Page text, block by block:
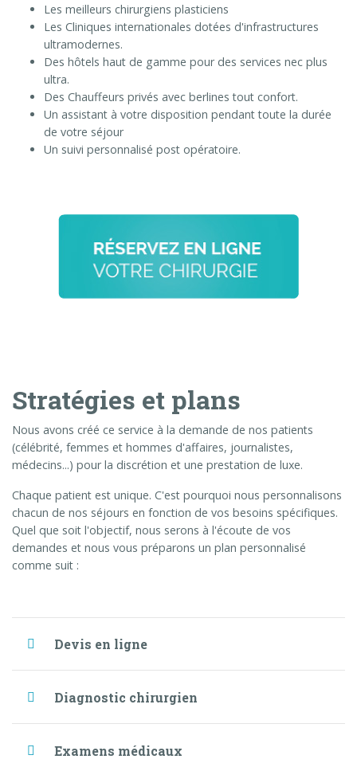
Les meilleurs chirurgiens plasticiens
Les Cliniques internationales dotées d'infrastructures
ultramodernes.
Des hôtels haut de gamme pour des services nec plus
ultra.
Des Chauffeurs privés avec berlines tout confort.
Un assistant à votre disposition pendant toute la durée
de votre séjour
Un suivi personnalisé post opératoire.
Stratégies et plans
Nous avons créé ce service à la demande de nos patients
(célébrité, femmes et hommes d'affaires, journalistes,
médecins...) pour la discrétion et une prestation de luxe.
Chaque patient est unique. C'est pourquoi nous personnalisons
chacun de nos séjours en fonction de vos besoins spécifiques.
Quel que soit l'objectif, nous serons à l'écoute de vos
demandes et nous vous préparons un plan personnalisé
comme suit :
Devis en ligne
Diagnostic chirurgien
Examens médicaux